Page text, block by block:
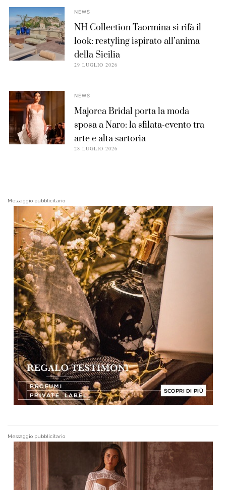
NEWS
NH Collection Taormina si rifà il
look: restyling ispirato all’anima
della Sicilia
29 LUGLIO 2026
NEWS
Majorca Bridal porta la moda
sposa a Naro: la sfilata-evento tra
arte e alta sartoria
28 LUGLIO 2026
Messaggio pubblicitario
Messaggio pubblicitario